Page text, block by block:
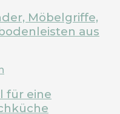
Möbelgriffe,
aus
für eine